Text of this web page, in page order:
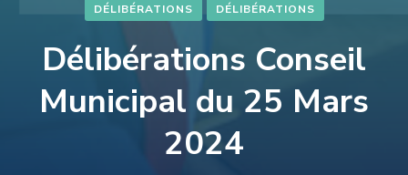
DÉLIBÉRATIONS DÉLIBÉRATIONS
Délibérations Conseil
Municipal du 25 Mars
2024